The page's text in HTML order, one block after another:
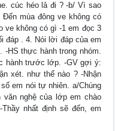
cúc héo lả đi ? -b/ Vì sao
mùa đông ve không có
ve không có gì -1 em đọc 3
đáp . 4. Nói lời đáp của em
-HS thực hành trong nhóm.
hành trước lớp. -GV gợi ý:
xét. như thế nào ? -Nhận
em nói tự nhiên. a/Chúng
nghệ của lớp em chào
nhất định sẽ đến, em